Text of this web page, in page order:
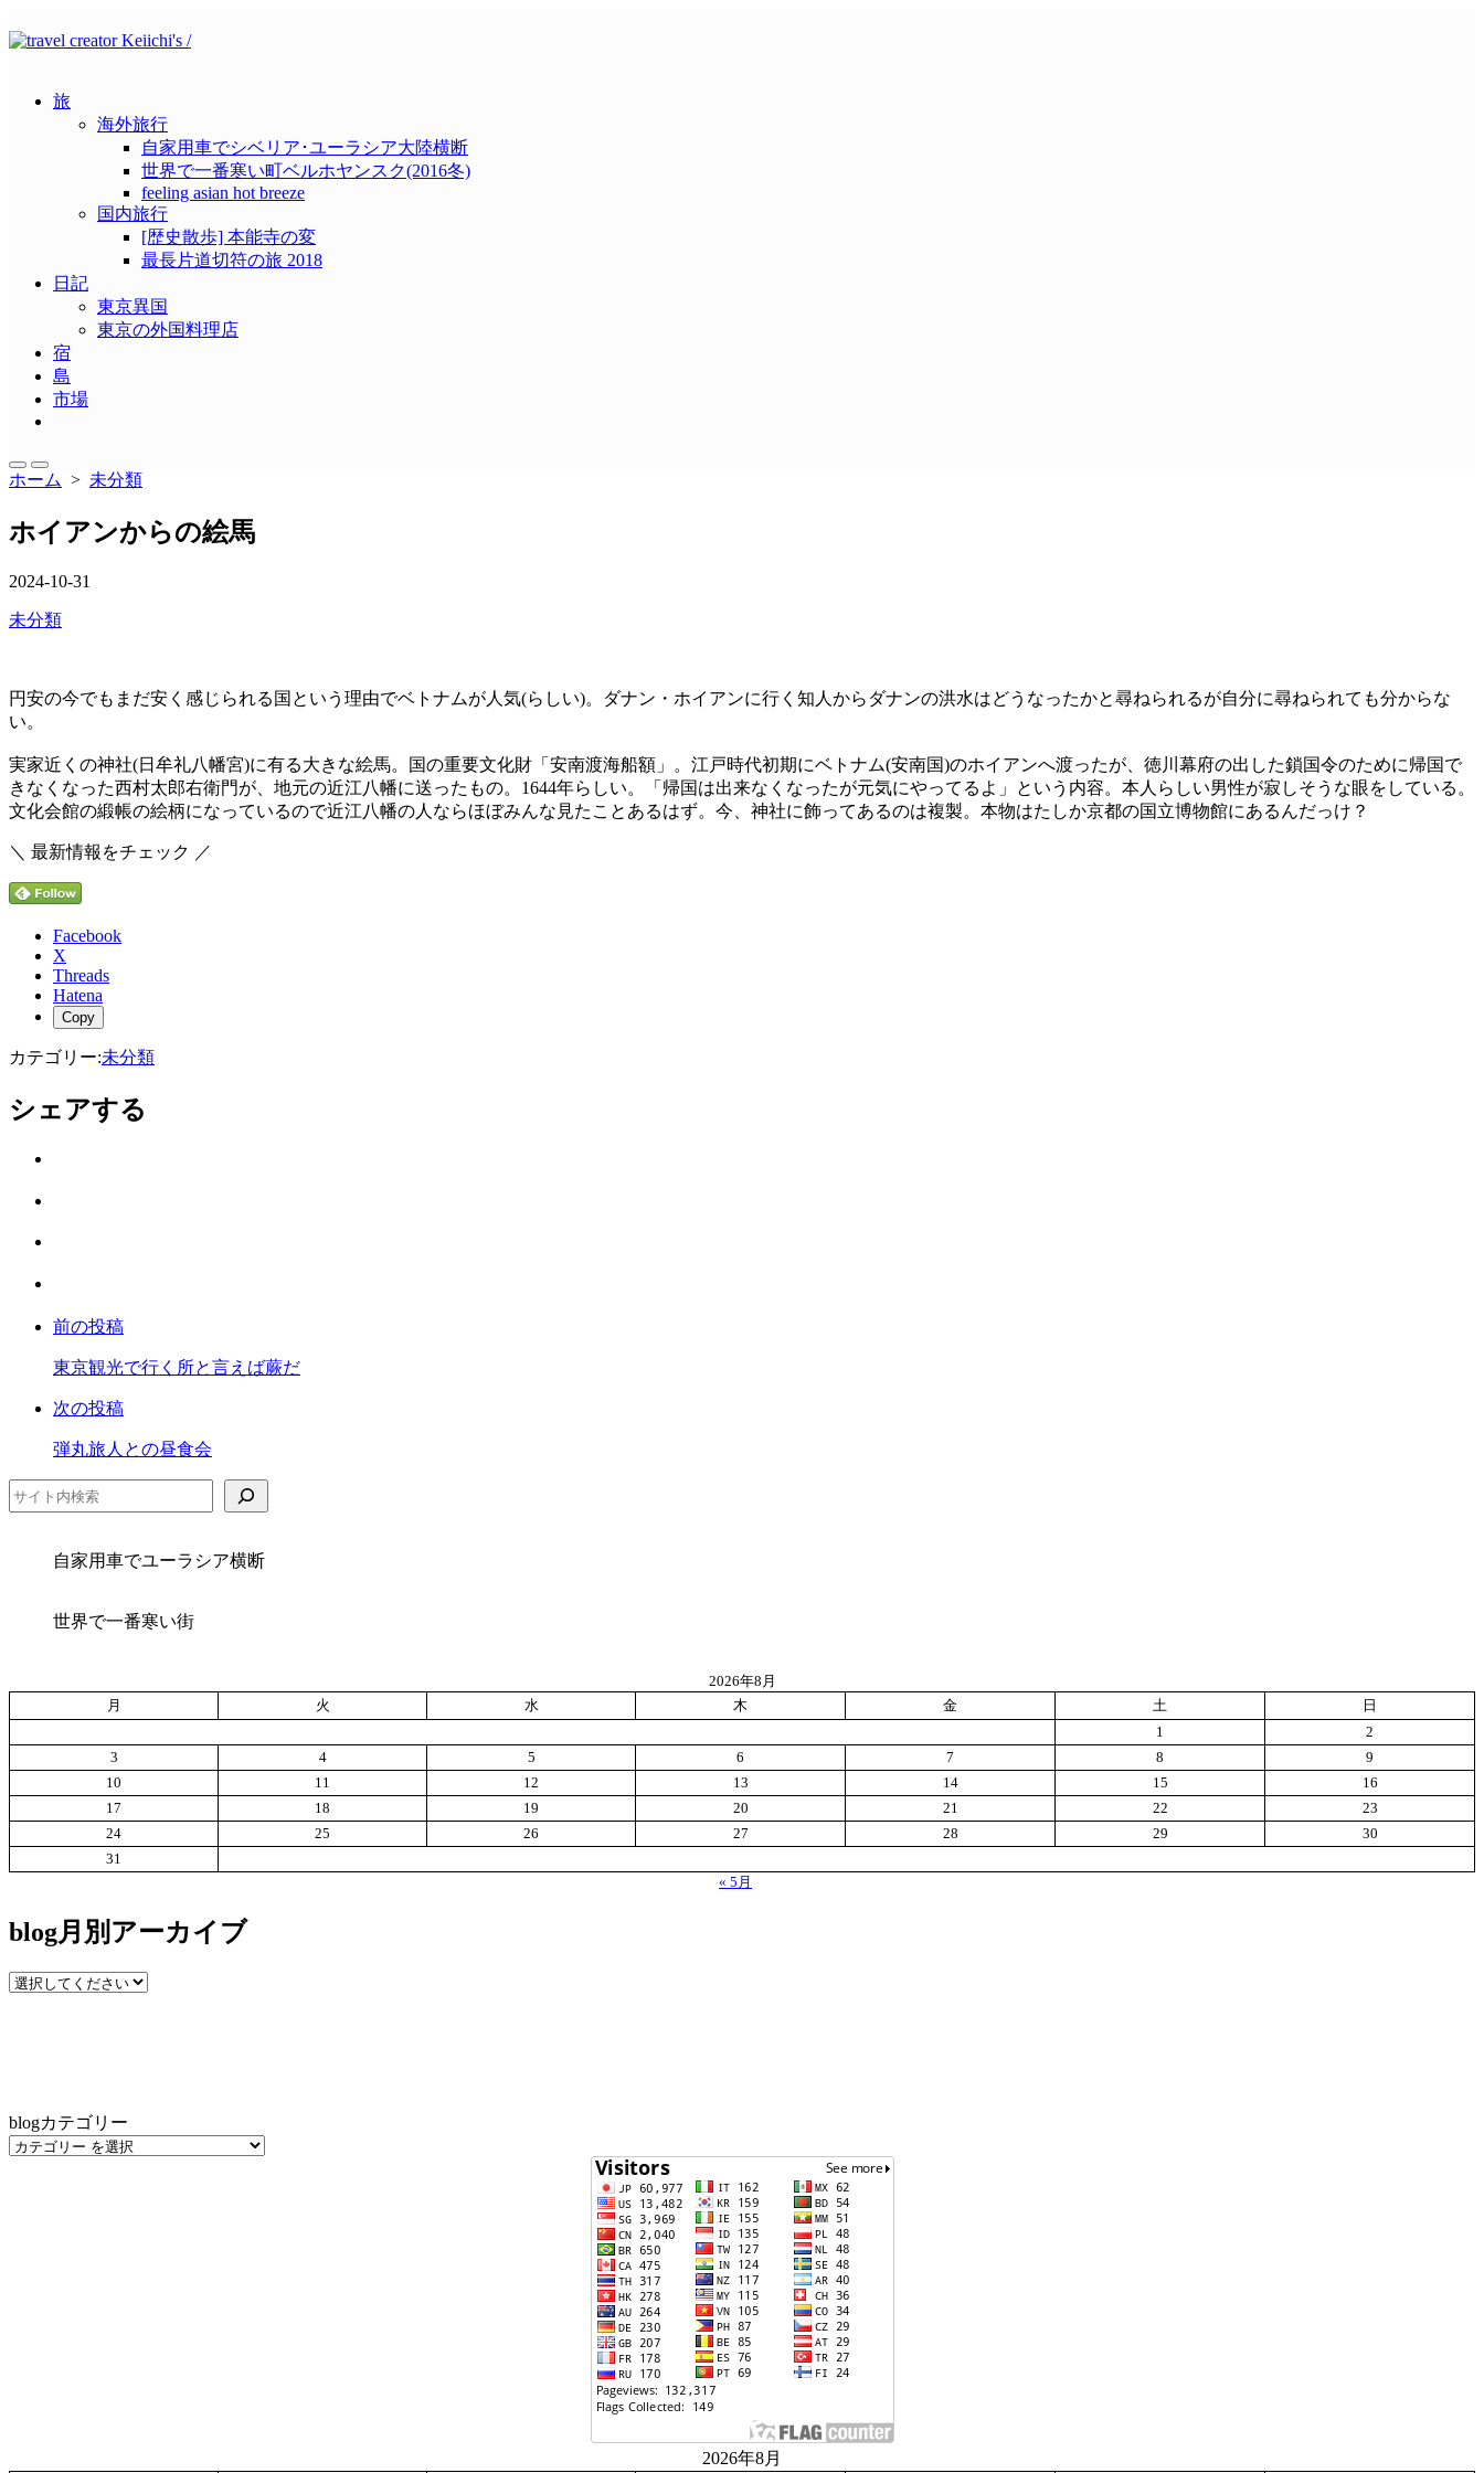
ン
旅
海外旅行
自家用車でシベリア･ユーラシア大陸横断
世界で一番寒い町ベルホヤンスク(2016冬)
feeling asian hot breeze
国内旅行
[歴史散歩] 本能寺の変
最長片道切符の旅 2018
日記
東京異国
東京の外国料理店
宿
島
市場
ー
閉
検
索
り
え
メ
ニ
ー
ホーム > 未分類
ホイアンからの絵馬
公
日
2024-10-31
カ
リ
ー
未分類
円安の今でもまだ安く感じられる国という理由でベトナムが人気(らしい)。ダナン・ホイアンに行く知人からダナンの洪水はどうなったかと尋ねられるが自分に尋ねられても分からな
い。
実家近くの神社(日牟礼八幡宮)に有る大きな絵馬。国の重要文化財「安南渡海船額」。江戸時代初期にベトナム(安南国)のホイアンへ渡ったが、徳川幕府の出した鎖国令のために帰国で
きなくなった西村太郎右衛門が、地元の近江八幡に送ったもの。1644年らしい。「帰国は出来なくなったが元気にやってるよ」という内容。本人らしい男性が寂しそうな眼をしている。
文化会館の緞帳の絵柄になっているので近江八幡の人ならほぼみんな見たことあるはず。今、神社に飾ってあるのは複製。本物はたしか京都の国立博物館にあるんだっけ？
＼ 最新情報をチェック ／
Facebook
X
Threads
Hatena
Copy
カテゴリー:未分類
シェアする
ク
マ
ー
に
存
ア
シ
ア
前の投稿
東京観光で行く所と言えば蕨だ
次の投稿
弾丸旅人との昼食会
検索
自家用車でユーラシア横断
世界で一番寒い街
2026年8月
月
火 水 木 金 土
日
1
2
3
4 5 6 7 8
9
10
11 12 13 14 15
16
17
18 19 20 21 22
23
24
25 26 27 28 29
30
31
« 5月
blog月別アーカイブ
blogカテゴリー
2026年8月